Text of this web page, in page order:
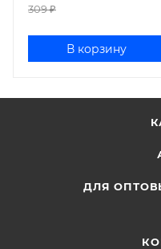
309₽
В корзину
ДЛЯ